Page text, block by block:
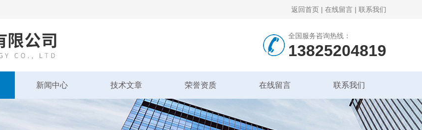
返回首页 | 在线留言 | 联系我们
全国服务咨询热线：
13825204819
新闻中心 技术文章 荣誉资质 在线留言 联系我们